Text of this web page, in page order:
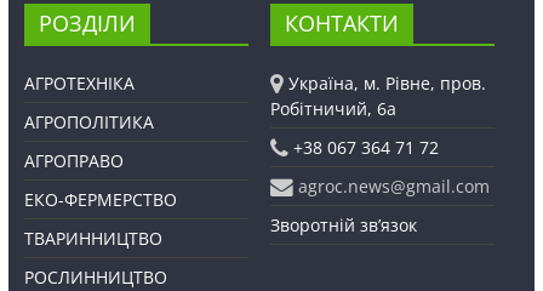
РОЗДІЛИ
АГРОТЕХНІКА
АГРОПОЛІТИКА
АГРОПРАВО
ЕКО-ФЕРМЕРСТВО
ТВАРИННИЦТВО
РОСЛИННИЦТВО
КОНТАКТИ
Україна, м. Рівне, пров.
Робітничий, 6а
+38 067 364 71 72
agroc.news@gmail.com
Зворотній зв’язок